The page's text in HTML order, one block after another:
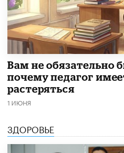
​Вам не обязательно
почему педагог
растеряться
1 ИЮНЯ
ЗДОРОВЬЕ